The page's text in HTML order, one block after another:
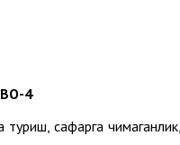
4-ФАТВО
сафарга